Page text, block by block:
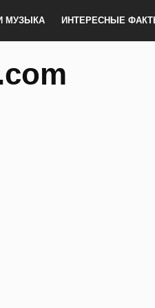
МУЗЫКА ИНТЕРЕСНЫЕ